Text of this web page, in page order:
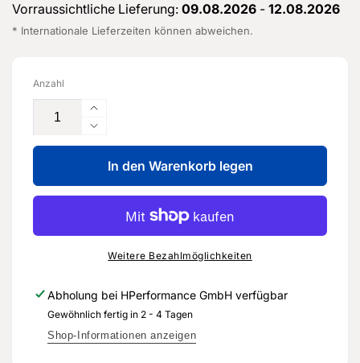
Vorraussichtliche Lieferung: 09.08.2026 - 12.08.2026
* Internationale Lieferzeiten können abweichen.
Anzahl
Erhöhe
die
Menge
für
Leitungssatz
für
Türverkleidung
-
8V4
BF
-
Original
Verringere
die
Menge
für
Leitungssatz
Türverkleidung
036
BF
-
In den Warenkorb legen
Weitere Bezahlmöglichkeiten
Abholung bei HPerformance GmbH verfügbar
Gewöhnlich fertig in 2 - 4 Tagen
Shop-Informationen anzeigen